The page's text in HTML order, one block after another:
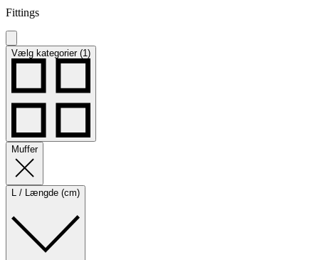
Fittings
Vælg kategorier (1)
Muffer
L / Længde (cm)